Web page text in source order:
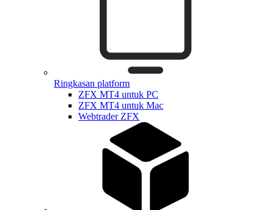
Ringkasan platform
ZFX MT4 untuk PC
ZFX MT4 untuk Mac
Webtrader ZFX